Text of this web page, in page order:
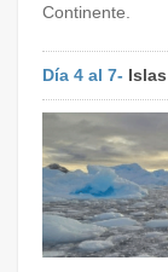
Continente.
Día 4 al 7-